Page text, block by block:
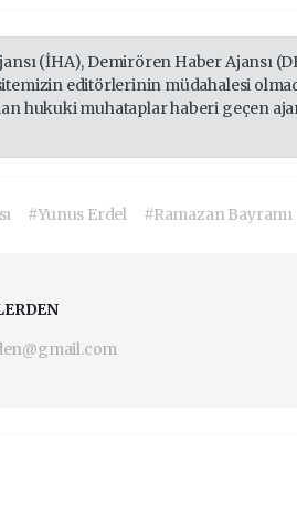
(İHA), Demirören Haber Ajansı
editörlerinin müdahalesi
hukuki muhataplar haberi geçen
#Yunus Erdel #Ramazan Bayramı